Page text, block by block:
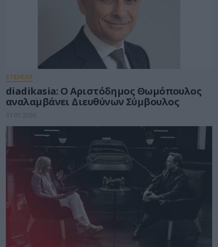
ΣΤΕΛΕΧΗ
diadikasia: Ο Αριστόδημος Θωμόπουλος
αναλαμβάνει Διευθύνων Σύμβουλος
31.07.2026